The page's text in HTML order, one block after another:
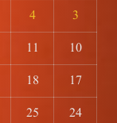
3
4
10
11
17
18
24
25